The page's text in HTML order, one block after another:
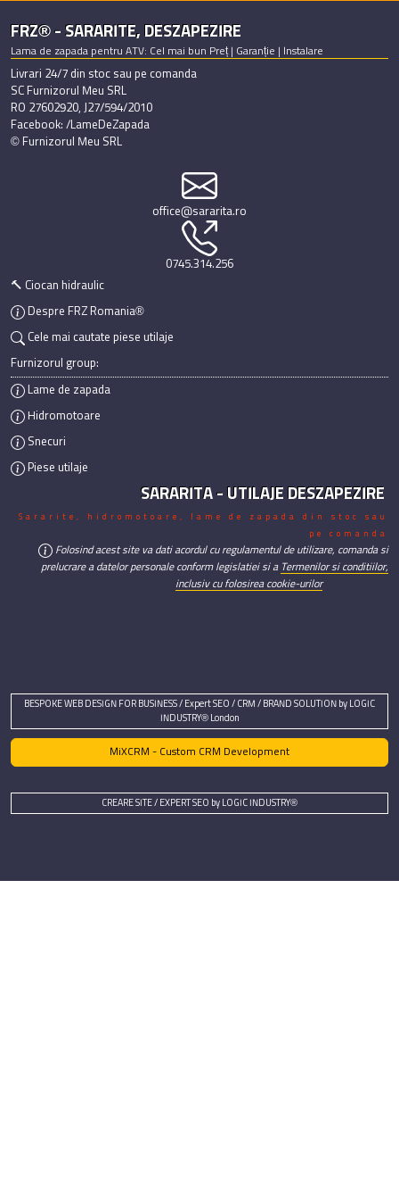
FRZ® - SARARITE, DESZAPEZIRE
Lama de zapada pentru ATV: Cel mai bun Preț | Garanție | Instalare
Livrari 24/7 din stoc sau pe comanda
SC Furnizorul Meu SRL
RO 27602920, J27/594/2010
Facebook: /LameDeZapada
© Furnizorul Meu SRL
office@sararita.ro
0745.314.256
🔨 Ciocan hidraulic
Despre FRZ Romania®
Cele mai cautate piese utilaje
Furnizorul group:
Lame de zapada
Hidromotoare
Snecuri
Piese utilaje
SARARITA - UTILAJE DESZAPEZIRE
Sararite, hidromotoare, lame de zapada din stoc sau
pe comanda
Folosind acest site va dati acordul cu regulamentul de utilizare, comanda si
prelucrare a datelor personale conform legislatiei si a Termenilor si conditiilor,
inclusiv cu folosirea cookie-urilor
BESPOKE WEB DESIGN FOR BUSINESS / Expert SEO / CRM / BRAND SOLUTION by LOGIC
INDUSTRY® London
MiXCRM - Custom CRM Development
CREARE SITE / EXPERT SEO by LOGIC INDUSTRY®